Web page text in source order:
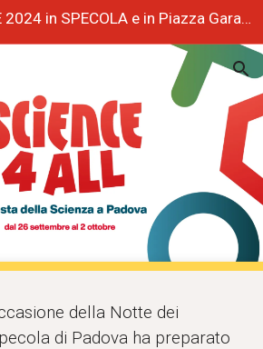
28 e 29 SETTEMBRE 2024 in SPECOLA e in Piazza Garabaldi
della Notte dei
di Padova ha preparato